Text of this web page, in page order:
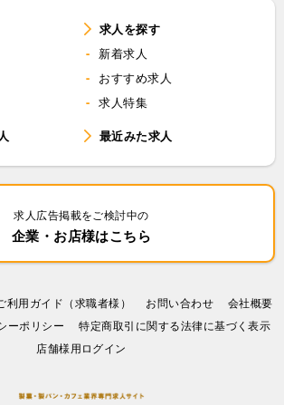
求人を探す
新着求人
おすすめ求人
求人特集
最近みた求人
求人広告掲載をご検討中の
企業・お店様はこちら
利用ガイド（求職者様） お問い合わせ
会社概要
ーポリシー
特定商取引に関する法律に基づく表示
店舗様用ログイン